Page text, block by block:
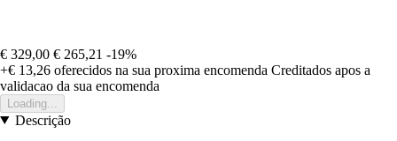
€ 329,00 € 265,21 -19%
+€ 13,26 oferecidos na sua proxima encomenda Creditados apos a
validacao da sua encomenda
Loading...
Descrição